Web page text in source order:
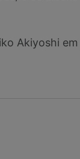
Akiyoshi